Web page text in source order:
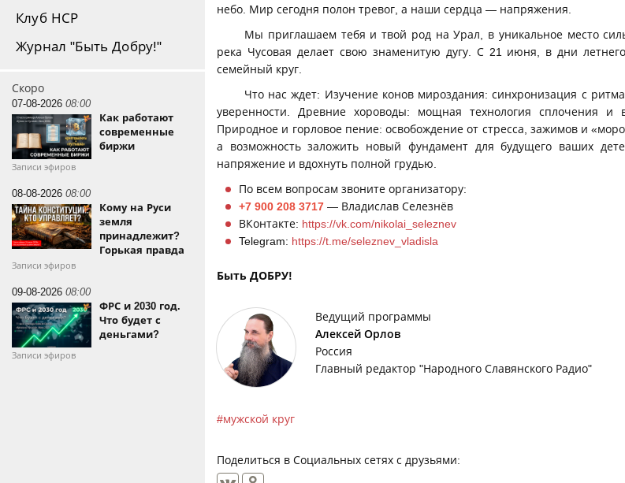
Клуб НСР
Журнал "Быть Добру!"
Скоро
07-08-2026 08:00
Как работают
современные
биржи
Записи эфиров
08-08-2026 08:00
Кому на Руси
земля
принадлежит?
Горькая правда
Записи эфиров
09-08-2026 08:00
ФРС и 2030 год.
Что будет с
деньгами?
Записи эфиров
небо. Мир сегодня полон тревог, а наши сердца — напряжения.
Мы приглашаем тебя и твой род на Урал, в уникальное место
река Чусовая делает свою знаменитую дугу. С 21 июня, в дни
семейный круг.
Что нас ждет: Изучение конов мироздания: синхронизация с
уверенности. Древние хороводы: мощная технология сплочения и
Природное и горловое пение: освобождение от стресса, зажимов и
а возможность заложить новый фундамент для будущего ваших
напряжение и вдохнуть полной грудью.
По всем вопросам звоните организатору:
+7 900 208 3717 — Владислав Селезнёв
ВКонтакте: https://vk.com/nikolai_seleznev
Telegram: https://t.me/seleznev_vladisla
Быть ДОБРУ!
Ведущий программы
Алексей Орлов
Россия
Главный редактор "Народного Славянского Радио"
мужской круг
Поделиться в Социальных сетях с друзьями: